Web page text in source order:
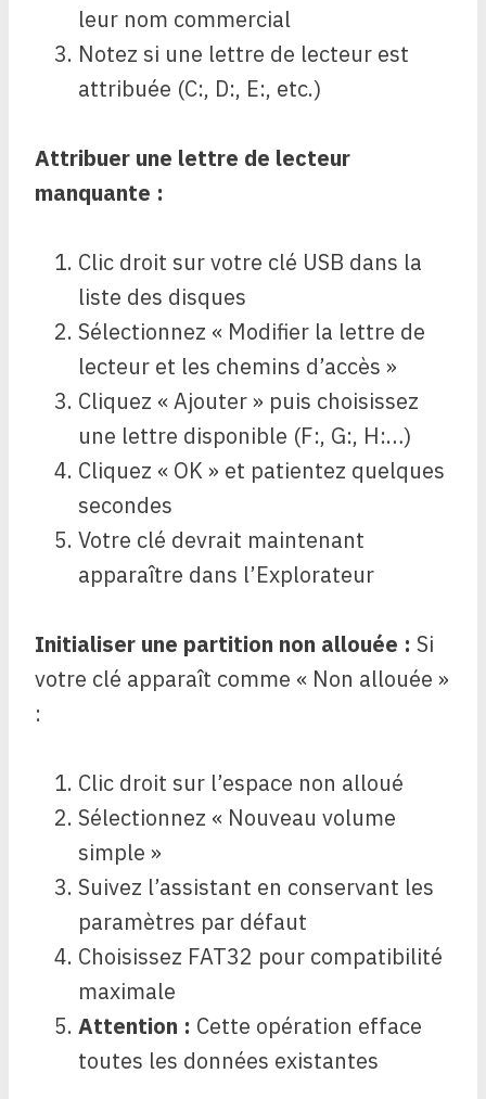
leur nom commercial
Notez si une lettre de lecteur est
attribuée (C:, D:, E:, etc.)
Attribuer une lettre de lecteur
manquante :
Clic droit sur votre clé USB dans la
liste des disques
Sélectionnez « Modifier la lettre de
lecteur et les chemins d’accès »
Cliquez « Ajouter » puis choisissez
une lettre disponible (F:, G:, H:…)
Cliquez « OK » et patientez quelques
secondes
Votre clé devrait maintenant
apparaître dans l’Explorateur
Initialiser une partition non allouée : Si
votre clé apparaît comme « Non allouée »
:
Clic droit sur l’espace non alloué
Sélectionnez « Nouveau volume
simple »
Suivez l’assistant en conservant les
paramètres par défaut
Choisissez FAT32 pour compatibilité
maximale
Attention : Cette opération efface
toutes les données existantes